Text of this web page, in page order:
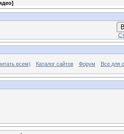
]
всем) Каталог сайтов Форум Все для